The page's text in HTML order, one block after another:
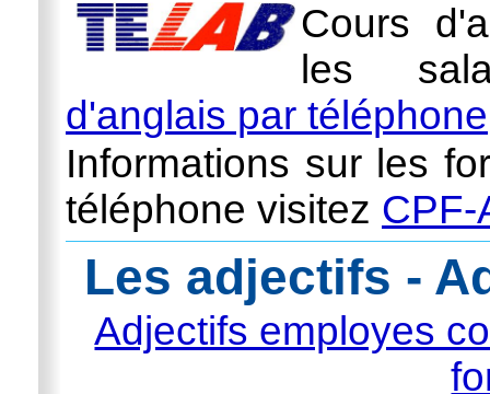
Cours
les
d'anglais par téléphone
Informations sur les
téléphone visitez CPF-
Les adjectifs -
Adjectifs employes